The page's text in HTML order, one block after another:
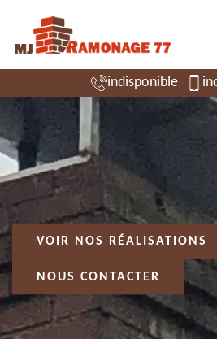
indisponible
VOIR NOS RÉALISATIONS
NOUS CONTACTER